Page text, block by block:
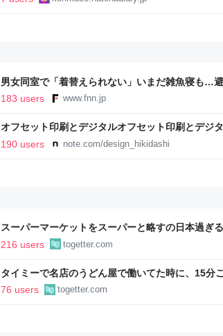
男女同室で「着替えられない」いまだ雑魚寝も…
「標準化されていない」 令和8年熊本地震｜FNN
183 users www.fnn.jp
オフセット印刷とデジタルオフセット印刷とデジ
と。｜デザインのひきだし 津田淳子
190 users note.com/design_hikidashi
スーパーマーケットをスーパーと略すの日本過ぎ
であるべき」「海外でもある」など
216 users togetter.com
タイミーで名店のうどん屋で働いてた時に、15分
で一皿洗えねーと金払わねーぞw」「存在がうぜえ
で囁かれた話
76 users togetter.com